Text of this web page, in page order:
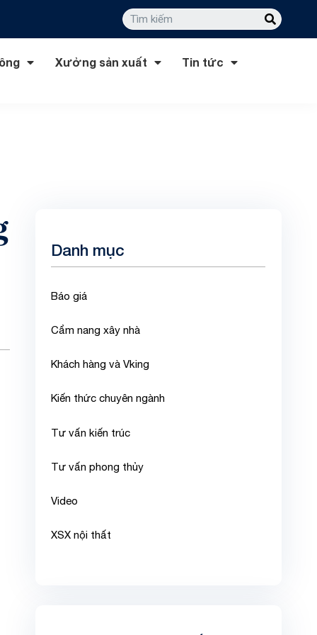
Xưởng sản xuất
Tin tức
Danh mục
Báo giá
Cẩm nang xây nhà
Khách hàng và Vking
Kiến thức chuyên ngành
Tư vấn kiến trúc
Tư vấn phong thủy
Video
XSX nội thất